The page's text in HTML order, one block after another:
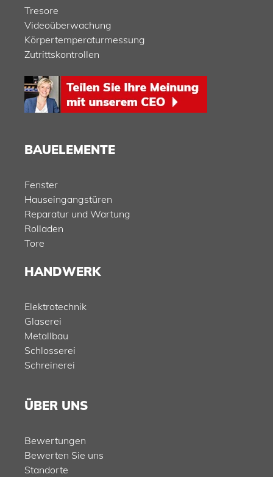
Tresore
Videoüberwachung
Körpertemperaturmessung
Zutrittskontrollen
BAUELEMENTE
Fenster
Hauseingangstüren
Reparatur und Wartung
Rolladen
Tore
HANDWERK
Elektrotechnik
Glaserei
Metallbau
Schlosserei
Schreinerei
ÜBER UNS
Bewertungen
Bewerten Sie uns
Standorte